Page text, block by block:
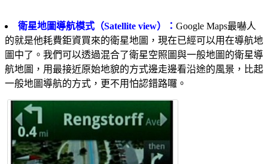
衛星地圖導航模式（Satellite view）： Google Maps最嚇人
的就是他耗費鉅資買來的衛星地圖，現在已經可以用在導航地
圖中了。我們可以透過混合了衛星空照圖與一般地圖的衛星導
航地圖，用最接近原始地貌的方式邊走邊看沿途的風景，比起
一般地圖導航的方式，更不用怕認錯路囉。